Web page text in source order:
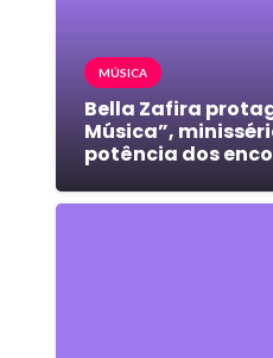
MÚSICA
Bella Zafira
Música”,
potência dos